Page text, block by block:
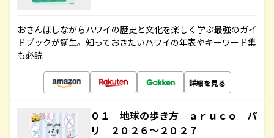
おさんぽしながらハワイの歴史と文化を楽しく学ぶ最強のガイ
ドブックが誕生。知っておきたいハワイの年表やキーワード集
も必読
詳細を見る
０１ 地球の歩き方 ａｒｕｃｏ パ
リ ２０２６～２０２７